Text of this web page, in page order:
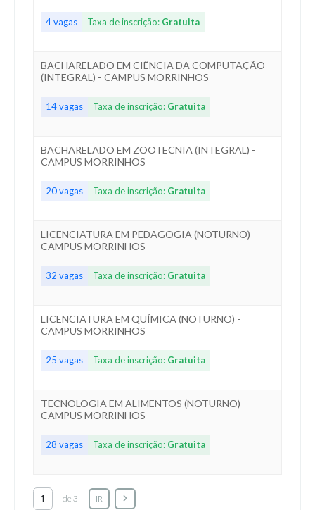
4 vagas Taxa de inscrição: Gratuita
BACHARELADO EM CIÊNCIA DA COMPUTAÇÃO
(INTEGRAL) - CAMPUS MORRINHOS
14 vagas Taxa de inscrição: Gratuita
BACHARELADO EM ZOOTECNIA (INTEGRAL) -
CAMPUS MORRINHOS
20 vagas Taxa de inscrição: Gratuita
LICENCIATURA EM PEDAGOGIA (NOTURNO) -
CAMPUS MORRINHOS
32 vagas Taxa de inscrição: Gratuita
LICENCIATURA EM QUÍMICA (NOTURNO) -
CAMPUS MORRINHOS
25 vagas Taxa de inscrição: Gratuita
TECNOLOGIA EM ALIMENTOS (NOTURNO) -
CAMPUS MORRINHOS
28 vagas Taxa de inscrição: Gratuita
de 3 IR